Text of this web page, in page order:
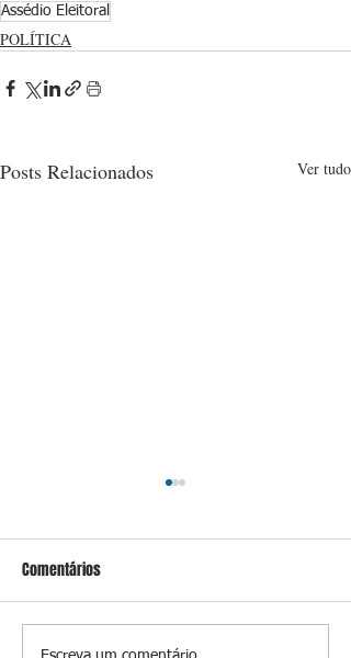
Assédio Eleitoral
POLÍTICA
Posts Relacionados Ver tudo
Comentários